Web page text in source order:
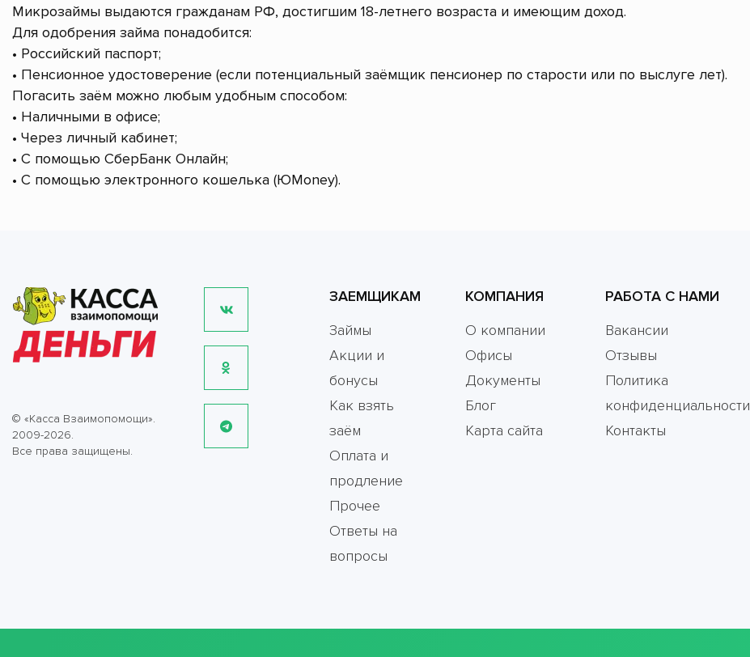
Микрозаймы выдаются гражданам РФ, достигшим 18-летнего возраста и имеющим доход.
Для одобрения займа понадобится:
• Российский паспорт;
• Пенсионное удостоверение (если потенциальный заёмщик пенсионер по старости или по выслуге лет).
Погасить заём можно любым удобным способом:
• Наличными в офисе;
• Через личный кабинет;
• С помощью СберБанк Онлайн;
• С помощью электронного кошелька (ЮMoney).
© «Касса Взаимопомощи».
2009-2026.
Все права защищены.
ЗАЕМЩИКАМ
Займы
Акции и
бонусы
Как взять
заём
Оплата и
продление
Прочее
Ответы на
вопросы
КОМПАНИЯ
О компании
Офисы
Документы
Блог
Карта сайта
РАБОТА С НАМИ
Вакансии
Отзывы
Политика
конфиденциальности
Контакты